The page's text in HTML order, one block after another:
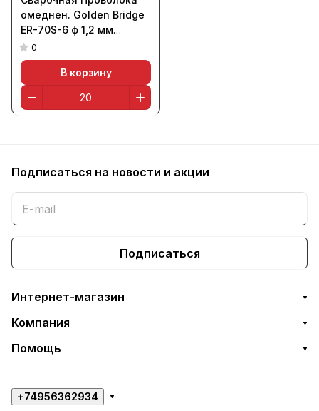
омеднен. Golden Bridge
ER-70S-6 ф 1,2 мм
(кассета 20 кг, аналог
СВ-08ГС))
0
В корзину
Подписаться на новости и акции
Подписаться
Интернет-магазин
Компания
Помощь
+74956362934